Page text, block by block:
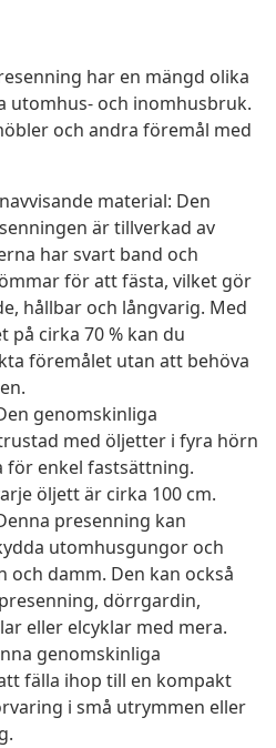
har en mängd olika
utomhus- och inomhusbruk.
och andra föremål med
material: Den
är tillverkad av
har svart band och
för att fästa, vilket gör
hållbar och långvarig. Med
på cirka 70 % kan du
föremålet utan att behöva
genomskinliga
med öljetter i fyra hörn
för enkel fastsättning.
öljett är cirka 100 cm.
presenning kan
utomhusgungor och
damm. Den kan också
dörrgardin,
eller elcyklar med mera.
genomskinliga
fälla ihop till en kompakt
i små utrymmen eller